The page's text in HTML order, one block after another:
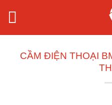
CẦM ĐIỆN THOẠI